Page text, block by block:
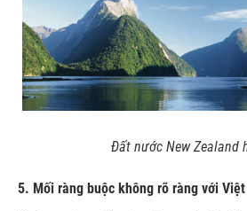
Đất nước New Zealand
5. Mối ràng buộc không rõ ràng với Việt